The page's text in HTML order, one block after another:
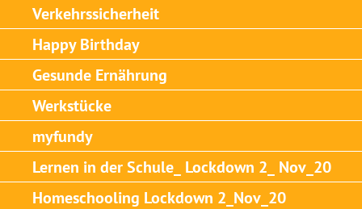
Verkehrssicherheit
Happy Birthday
Gesunde Ernährung
Werkstücke
myfundy
Lernen in der Schule_ Lockdown 2_ Nov_20
Homeschooling Lockdown 2_Nov_20